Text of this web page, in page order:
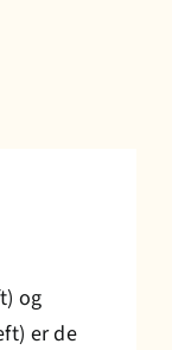
og
er de